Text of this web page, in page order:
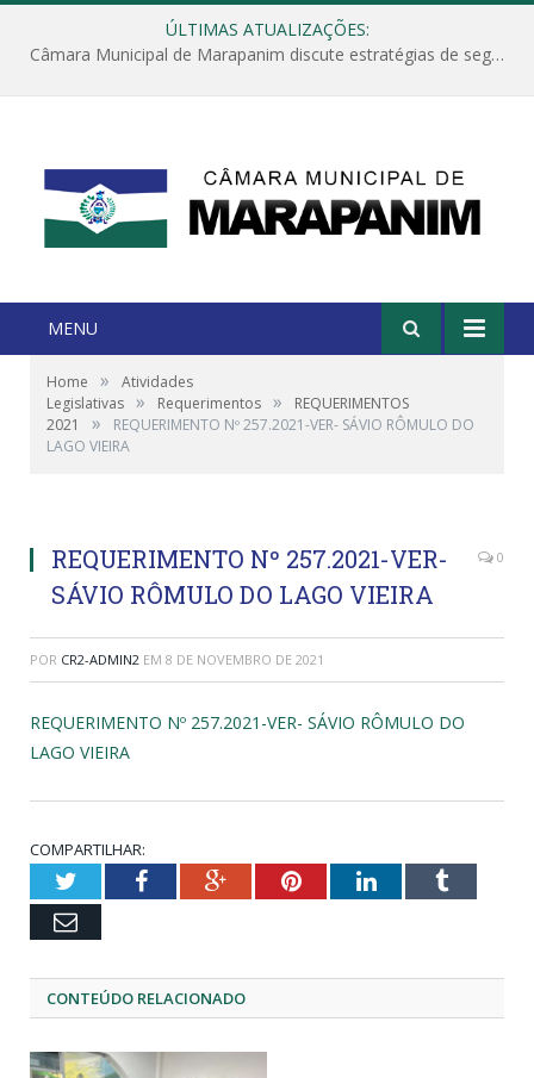
ÚLTIMAS ATUALIZAÇÕES:
Câmara Municipal de Marapanim discute estratégias de segurança com autoridades e poder executivo
MENU
Home »
Atividades
Legislativas » Requerimentos »
REQUERIMENTOS
2021
»
REQUERIMENTO Nº 257.2021-VER- SÁVIO RÔMULO DO
LAGO VIEIRA
REQUERIMENTO Nº 257.2021-VER-
SÁVIO RÔMULO DO LAGO VIEIRA
0
POR CR2-ADMIN2 EM 8 DE NOVEMBRO DE 2021
REQUERIMENTO Nº 257.2021-VER- SÁVIO RÔMULO DO
LAGO VIEIRA
COMPARTILHAR:
TwitterFacebookGoogle+PinterestLinkedInTumblr
Email
CONTEÚDO RELACIONADO